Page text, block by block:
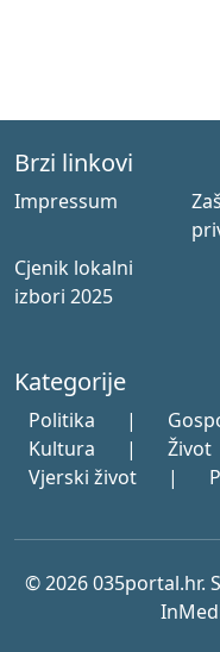
Brzi linkovi
Impressum
Cjenik lokalni
izbori 2025
Kategorije
Politika |
Kultura
| Život
Vjerski život
|
© 2026 035portal.hr.